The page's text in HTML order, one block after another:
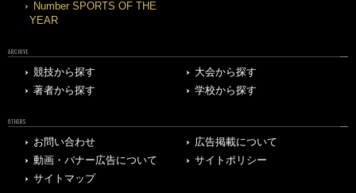
Number SPORTS OF THE
YEAR
ARCHIVE
競技から探す
大会から探す
著者から探す
学校から探す
OTHERS
お問い合わせ
広告掲載について
動画・バナー広告について
サイトポリシー
サイトマップ